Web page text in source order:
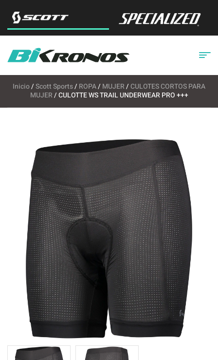
Inicio/Scott Sports/ ROPA/ MUJER/ CULOTES CORTOS PARA
MUJER/ CULOTTE WS TRAIL UNDERWEAR PRO +++